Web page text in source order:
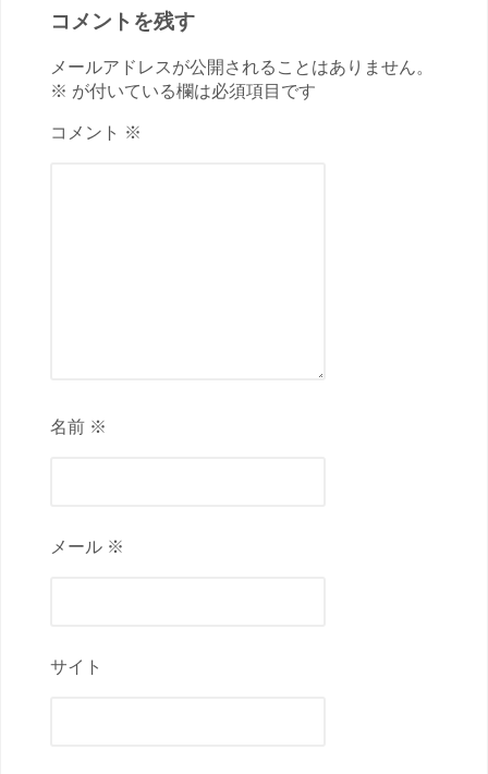
コメントを残す
メールアドレスが公開されることはありません。
※ が付いている欄は必須項目です
コメント ※
名前 ※
メール ※
サイト